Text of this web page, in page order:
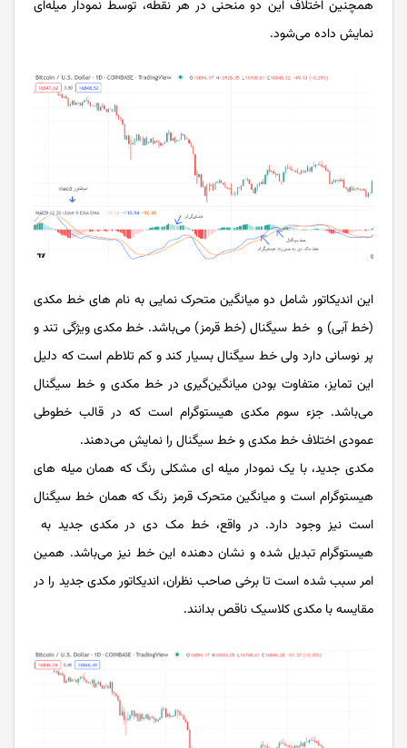
همچنین اختلاف این دو منحنی در هر نقطه، توسط نمودار میله‌ای
نمایش داده می‌شود.
این اندیکاتور شامل دو میانگین متحرک نمایی به نام های خط مکدی
(خط آبی) و خط سیگنال (خط قرمز) می‌باشد. خط مکدی ویژگی تند و
پر نوسانی دارد ولی خط سیگنال بسیار کند و کم تلاطم است که دلیل
این تمایز، متفاوت بودن میانگین‌گیری در خط مکدی و خط سیگنال
می‌باشد. جزء سوم مکدی هیستوگرام است که در قالب خطوطی
عمودی اختلاف خط مکدی و خط سیگنال را نمایش می‌دهند.
مکدی جدید، با یک نمودار میله ‌ای مشکلی رنگ که همان میله‌ های
هیستوگرام است و میانگین متحرک قرمز رنگ که همان خط سیگنال
است نیز وجود دارد. در واقع، خط مک دی در مکدی جدید به
هیستوگرام تبدیل شده و نشان دهنده این خط نیز می‌باشد. همین
امر سبب شده است تا برخی صاحب نظران، اندیکاتور مکدی جدید را در
مقایسه با مکدی کلاسیک ناقص بدانند.